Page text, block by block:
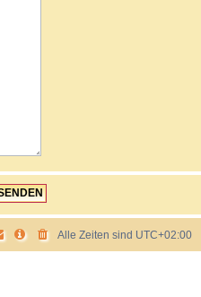
Alle Zeiten sind UTC+02:00